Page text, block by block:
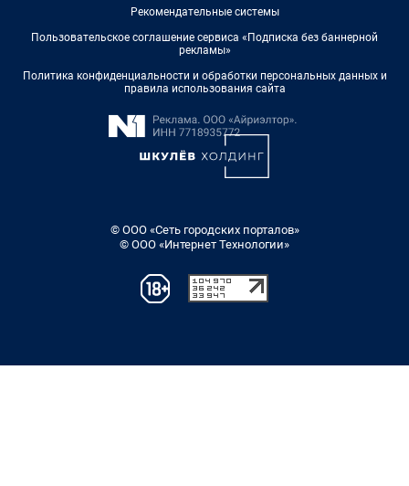
Рекомендательные системы
Пользовательское соглашение сервиса «Подписка без баннерной
рекламы»
Политика конфиденциальности и обработки персональных данных и
правила использования сайта
© ООО «Сеть городских порталов»
© ООО «Интернет Технологии»